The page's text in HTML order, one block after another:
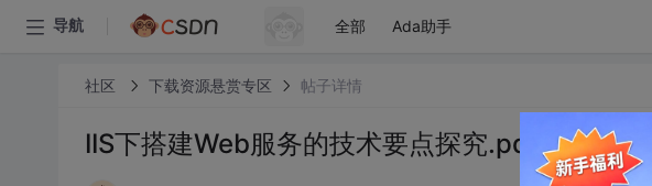
导航 全部 Ada助手
社区 下载资源悬赏专区 帖子详情
IIS下搭建Web服务的技术要点探究.pdf下载